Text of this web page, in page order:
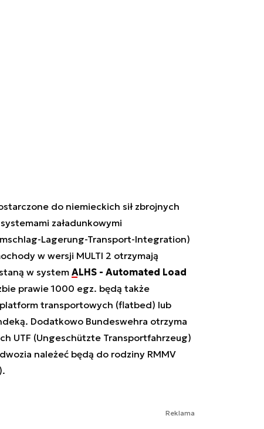
do niemieckich sił zbrojnych
załadunkowymi
Lagerung-Transport-Integration)
w wersji MULTI 2 otrzymają
w system ALHS - Automated Load
prawie 1000 egz. będą także
transportowych (flatbed) lub
Dodatkowo Bundeswehra otrzyma
UTF (Ungeschützte Transportfahrzeug)
należeć będą do rodziny RMMV
Reklama